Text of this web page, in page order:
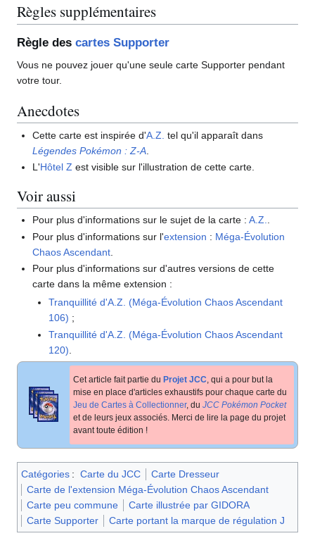
Règles supplémentaires
Règle des cartes Supporter
Vous ne pouvez jouer qu'une seule carte Supporter pendant
votre tour.
Anecdotes
Cette carte est inspirée d'A.Z. tel qu'il apparaît dans
Légendes Pokémon :Z-A
L'Hôtel Z est visible sur l'illustration de cette carte.
Voir aussi
Pour plus d'informations sur le sujet de la carte :A.Z..
Pour plus d'informations sur l'extension : Méga-Évolution
Chaos Ascendant
Pour plus d'informations sur d'autres versions de cette
carte dans la même extension :
Tranquillité d'A.Z. (Méga-Évolution Chaos Ascendant
106) ;
Tranquillité d'A.Z. (Méga-Évolution Chaos Ascendant
120)
Cet article fait partie du Projet JCC , qui a pour but la
mise en place d'articles exhaustifs pour chaque carte du
Jeu de Cartes à Collectionner, du JCC Pokémon Pocket
et de leurs jeux associés. Merci de lire la page du projet
avant toute édition !
Catégories : Carte du JCC
Carte Dresseur
Carte de l'extension Méga-Évolution Chaos Ascendant
Carte peu commune
Carte illustrée par GIDORA
Carte Supporter
Carte portant la marque de régulation J